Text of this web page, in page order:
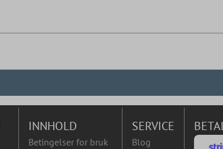
INNHOLD
Betingelser for bruk
SERVICE
Blog